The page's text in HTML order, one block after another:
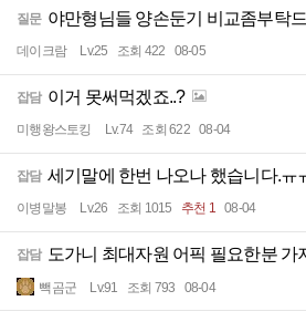
질문 야만형님들 양손둔기 비교좀부탁
데이크람 Lv.25 조회 422 08-05
잡담 이거 못써먹겠죠..?
미행왕스토킹 Lv.74 조회 622 08-04
잡담 세기말에 한번 나오나 했습니다.ㅠ
이병말봉 Lv.26 조회 1015 추천 1 08-04
잡담 도가니 최대자원 어픽 필요한분 가
빽곰군 Lv.91 조회 793 08-04